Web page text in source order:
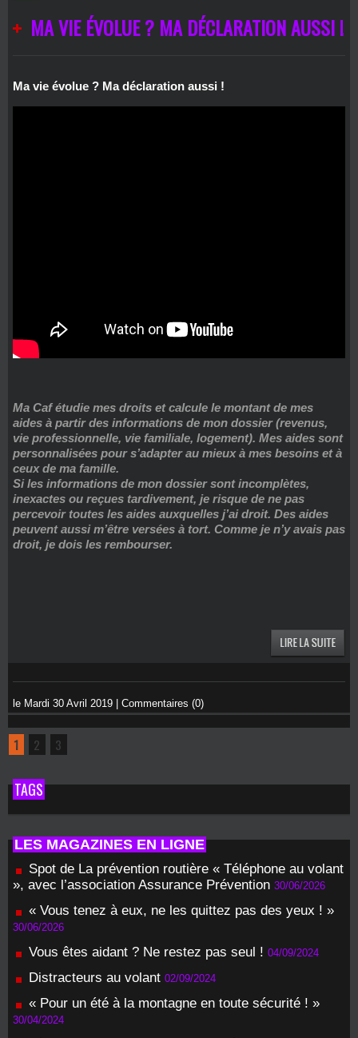
MA VIE ÉVOLUE ? MA DÉCLARATION AUSSI !
Ma vie évolue ? Ma déclaration aussi !
Ma Caf étudie mes droits et calcule le montant de mes
aides à partir des informations de mon dossier (revenus,
vie professionnelle, vie familiale, logement). Mes aides sont
personnalisées pour s’adapter au mieux à mes besoins et à
ceux de ma famille.
Si les informations de mon dossier sont incomplètes,
inexactes ou reçues tardivement, je risque de ne pas
percevoir toutes les aides auxquelles j’ai droit. Des aides
peuvent aussi m’être versées à tort. Comme je n’y avais pas
droit, je dois les rembourser.
le Mardi 30 Avril 2019 | Commentaires (0)
1 2 3
TAGS
LES MAGAZINES EN LIGNE
Spot de La prévention routière « Téléphone au volant
», avec l’association Assurance Prévention 30/06/2026
« Vous tenez à eux, ne les quittez pas des yeux ! »
30/06/2026
Vous êtes aidant ? Ne restez pas seul ! 04/09/2024
Distracteurs au volant 02/09/2024
« Pour un été à la montagne en toute sécurité ! »
30/04/2024